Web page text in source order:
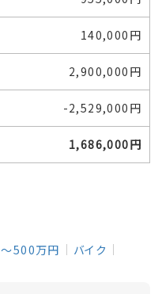
140,000円
2,900,000円
-2,529,000円
1,686,000円
～500万円 バイク